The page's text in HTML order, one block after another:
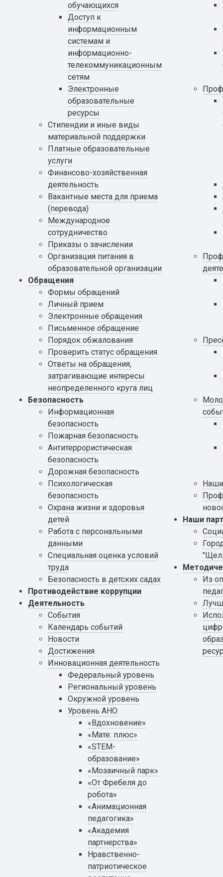
обучающихся
Доступ к
информационным
системам и
информационно-
телекоммуникационным
сетям
Электронные
образовательные
ресурсы
Стипендии и иные виды
материальной поддержки
Платные образовательные
услуги
Финансово-хозяйственная
деятельность
Вакантные места для приема
(перевода)
Международное
сотрудничество
Приказы о зачислении
Организация питания в
образовательной организации
Обращения
Формы обращений
Личный прием
Электронные обращения
Письменное обращение
Порядок обжалования
Проверить статус обращения
Ответы на обращения,
затрагивающие интересы
неопределенного круга лиц
Безопасность
Информационная
безопасность
Пожарная безопасность
Антитеррористическая
безопасность
Дорожная безопасность
Психологическая
безопасность
Охрана жизни и здоровья
детей
Работа с персональными
данными
Специальная оценка условий
труда
Безопасность в детских садах
Противодействие коррупции
Деятельность
События
Календарь событий
Новости
Достижения
Инновационная деятельность
Федеральный уровень
Региональный уровень
Окружной уровень
Уровень АНО
«Вдохновение»
«Мате: плюс»
«STEM-
образование»
«Мозаичный парк»
«От Фребеля до
робота»
«Анимационная
педагогика»
«Академия
партнерства»
Нравственно-
патриотическое
Наши
Из